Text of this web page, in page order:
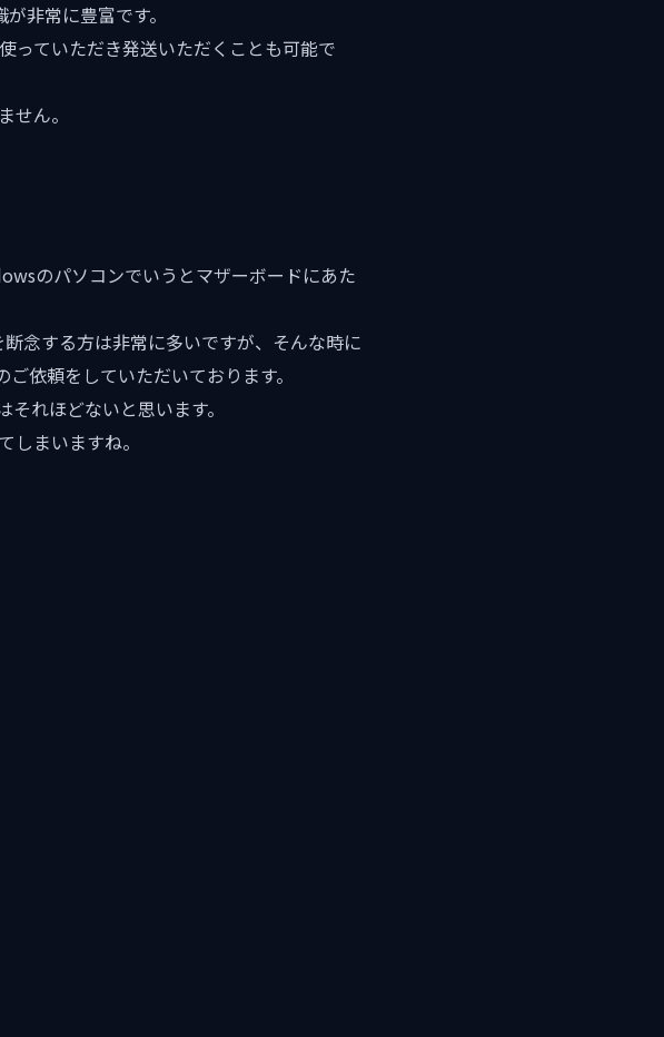
非常に豊富です。
っていただき発送いただくことも可能で
ん。
のパソコンでいうとマザーボードにあた
念する方は非常に多いですが、そんな時に
依頼をしていただいております。
れほどないと思います。
しまいますね。